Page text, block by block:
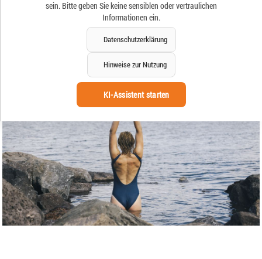
sein. Bitte geben Sie keine sensiblen oder vertraulichen
Informationen ein.
Datenschutzerklärung
Hinweise zur Nutzung
KI-Assistent starten